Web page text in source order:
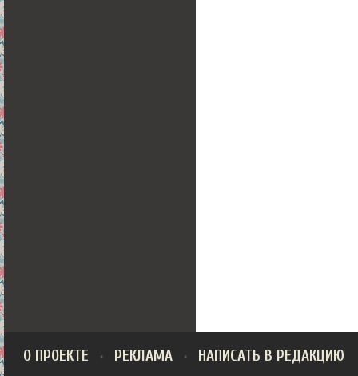
О ПРОЕКТЕ РЕКЛАМА НАПИСАТЬ В РЕДАКЦИЮ